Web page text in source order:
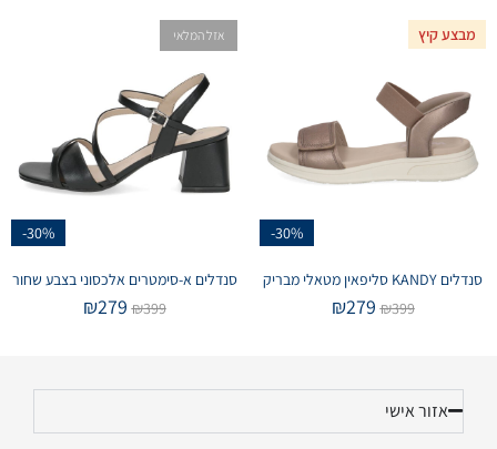
מבצע קיץ
-30%
סנדלים KANDY סליפאין מטאלי מבריק
₪399
₪279
-30%
אזל המלאי
סנדלים א-סימטרים אלכסוני בצבע שחור
₪399
₪279
אזור אישי